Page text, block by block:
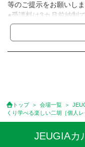
等のご提示をお願いしま
●受講料は3カ月前納制
●受講料には運営費と
ております。また一部
用は含まれておりませ
のでご確認ください。
●参加人数が一定に満た
期することがあります。
●その他、詳しい内容
トップ 会場一覧
くり学べる楽しい二胡［個人レ
JEUGIAカ